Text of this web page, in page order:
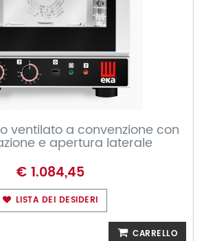
ventilato a convenzione con
e apertura laterale
€ 1.084,45
LISTA DEI DESIDERI
CARRELLO